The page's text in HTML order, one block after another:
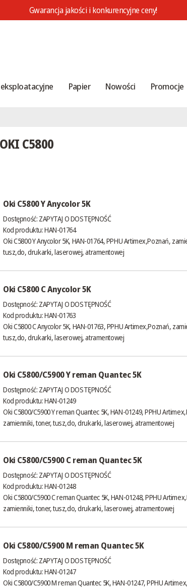
Gwarancja jakości i konkurencyjne ceny!
Papier Nowości Promocje
C5800
Oki C5800 Y Anycolor 5K
Dostępność: ZAPYTAJ O DOSTĘPNOŚĆ
Kod produktu: HAN-01764
Oki C5800 Y Anycolor 5K, HAN-01764, PPHU Artimex,Poznań,
tusz,do, drukarki, laserowej, atramentowej
Oki C5800 C Anycolor 5K
Dostępność: ZAPYTAJ O DOSTĘPNOŚĆ
Kod produktu: HAN-01763
Oki C5800 C Anycolor 5K, HAN-01763, PPHU Artimex,Poznań,
tusz,do, drukarki, laserowej, atramentowej
Oki C5800/C5900 Y reman Quantec 5K
Dostępność: ZAPYTAJ O DOSTĘPNOŚĆ
Kod produktu: HAN-01249
Oki C5800/C5900 Y reman Quantec 5K, HAN-01249, PPHU
zamienniki, toner, tusz,do, drukarki, laserowej, atramentowej
Oki C5800/C5900 C reman Quantec 5K
Dostępność: ZAPYTAJ O DOSTĘPNOŚĆ
Kod produktu: HAN-01248
Oki C5800/C5900 C reman Quantec 5K, HAN-01248, PPHU
zamienniki, toner, tusz,do, drukarki, laserowej, atramentowej
Oki C5800/C5900 M reman Quantec 5K
Dostępność: ZAPYTAJ O DOSTĘPNOŚĆ
Kod produktu: HAN-01247
Oki C5800/C5900 M reman Quantec 5K, HAN-01247, PPHU